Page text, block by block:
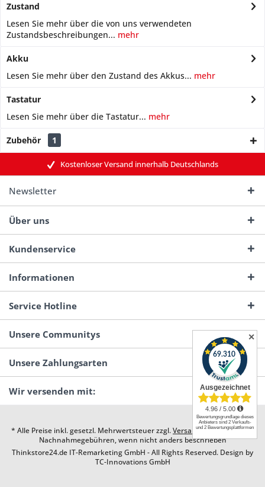
Zustand
Lesen Sie mehr über die von uns verwendeten
Zustandsbeschreibungen... mehr
Akku
Lesen Sie mehr über den Zustand des Akkus... mehr
Tastatur
Lesen Sie mehr über die Tastatur... mehr
Zubehör 1
Kostenloser Versand innerhalb Deutschlands
Newsletter
Über uns
Kundenservice
Informationen
Service Hotline
Unsere Communitys
Unsere Zahlungsarten
Wir versenden mit:
* Alle Preise inkl. gesetzl. Mehrwertsteuer zzgl.Versandkostenund ggf.
Nachnahmegebühren, wenn nicht anders beschrieben
Thinkstore24.de IT-Remarketing GmbH - All Rights Reserved. Design by
TC-Innovations GmbH
✕